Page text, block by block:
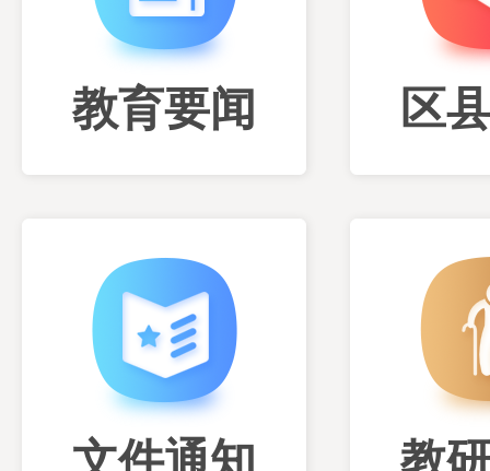
教育要闻 区
文件通知 教